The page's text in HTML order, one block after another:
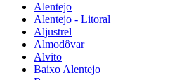
Alentejo
Alentejo - Litoral
Aljustrel
Almodôvar
Alvito
Baixo Alentejo